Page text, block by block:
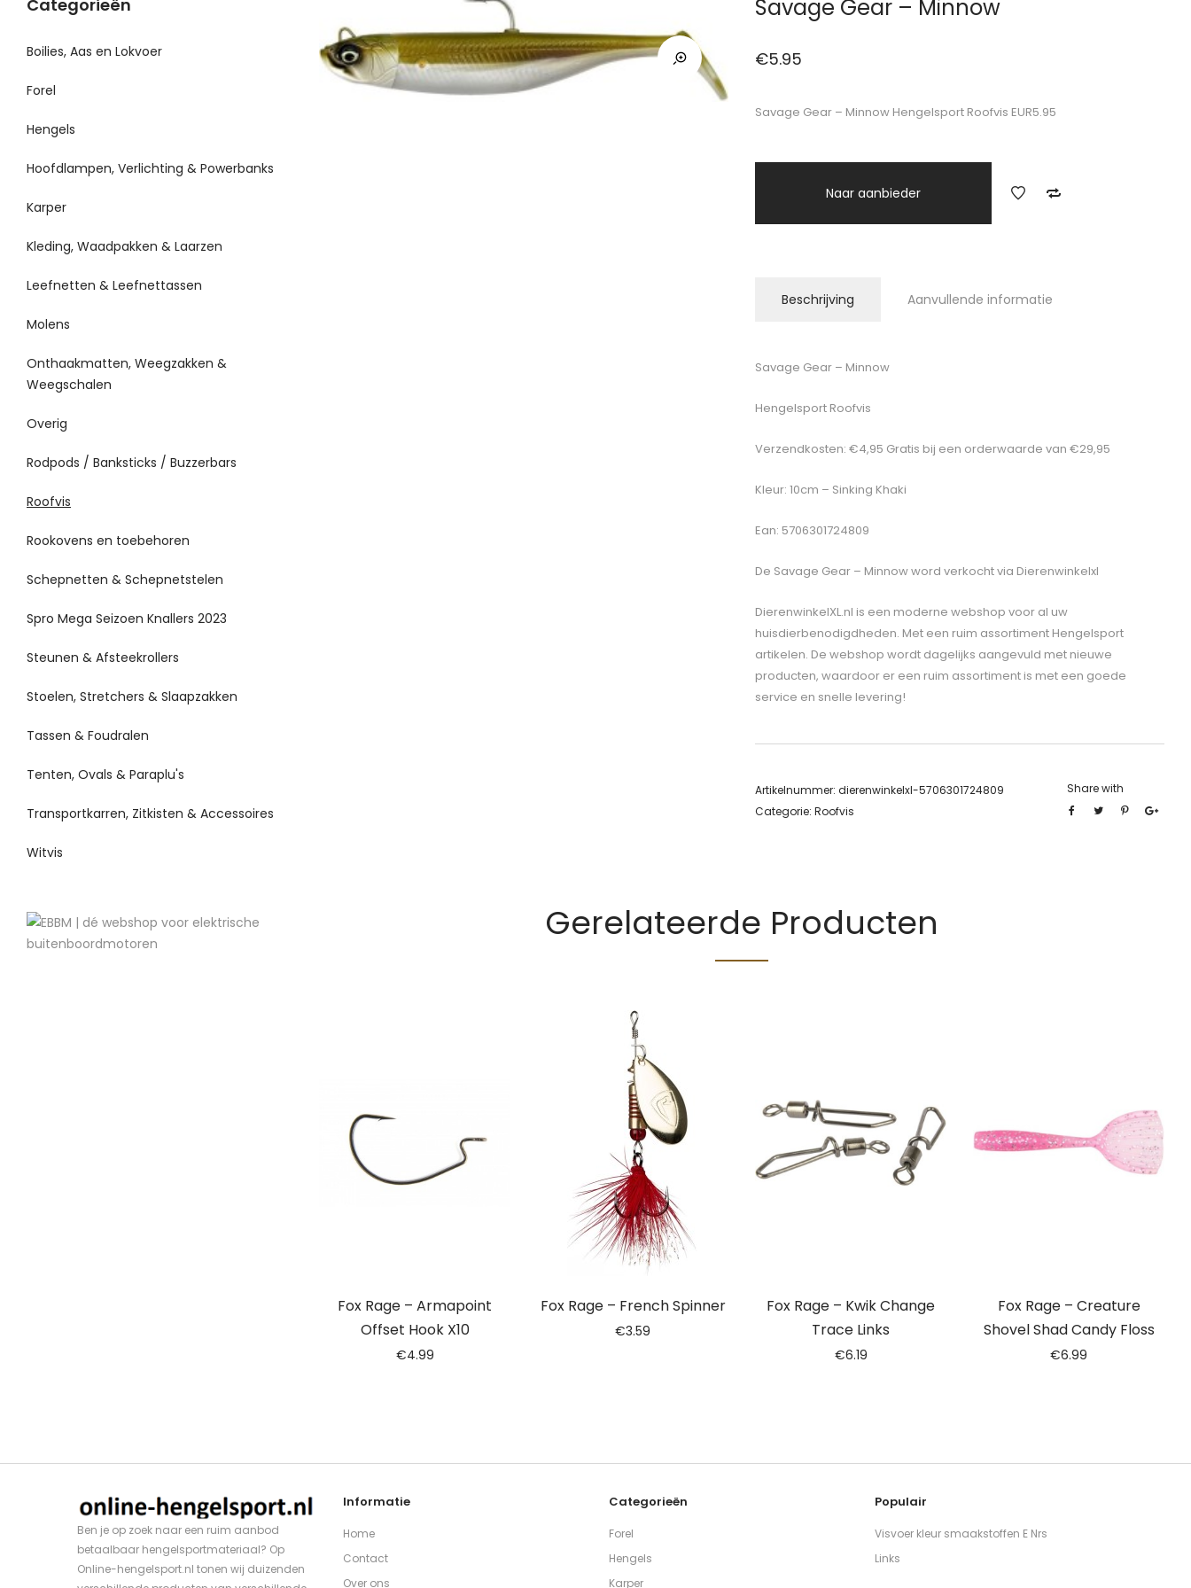
Savage Gear – Minnow
€5.95
Savage Gear – Minnow Hengelsport Roofvis EUR5.95
Naar aanbieder
Beschrijving Aanvullende informatie
Savage Gear – Minnow
Hengelsport Roofvis
Verzendkosten: €4,95 Gratis bij een orderwaarde van €29,95
Kleur: 10cm – Sinking Khaki
Ean: 5706301724809
De Savage Gear – Minnowword verkocht via Dierenwinkelxl
DierenwinkelXL.nl is een moderne webshop voor al uw
huisdierbenodigdheden. Met een ruim assortiment Hengelsport
artikelen. De webshop wordt dagelijks aangevuld met nieuwe
producten, waardoor er een ruim assortiment is met een goede
service en snelle levering!
Artikelnummer: dierenwinkelxl-5706301724809
Categorie: Roofvis
Share with
Gerelateerde Producten
Fox Rage – Armapoint
Offset Hook X10
€4.99
Fox Rage – French Spinner
€3.59
Fox Rage – Kwik Change
Trace Links
€6.19
Fox Rage – Creature
Shovel Shad Candy Floss
€6.99
Categorieën
Boilies, Aas en Lokvoer
Forel
Hengels
Hoofdlampen, Verlichting & Powerbanks
Karper
Kleding, Waadpakken & Laarzen
Leefnetten & Leefnettassen
Molens
Onthaakmatten, Weegzakken &
Weegschalen
Overig
Rodpods / Banksticks / Buzzerbars
Roofvis
Rookovens en toebehoren
Schepnetten & Schepnetstelen
Spro Mega Seizoen Knallers 2023
Steunen & Afsteekrollers
Stoelen, Stretchers & Slaapzakken
Tassen & Foudralen
Tenten, Ovals & Paraplu's
Transportkarren, Zitkisten & Accessoires
Witvis
Ben je op zoek naar een ruim aanbod
betaalbaar hengelsportmateriaal? Op
Online-hengelsport.nl tonen wij duizenden
Informatie
Home
Contact
Over ons
Categorieën
Forel
Hengels
Karper
Populair
Visvoer kleur smaakstoffen E Nrs
Links